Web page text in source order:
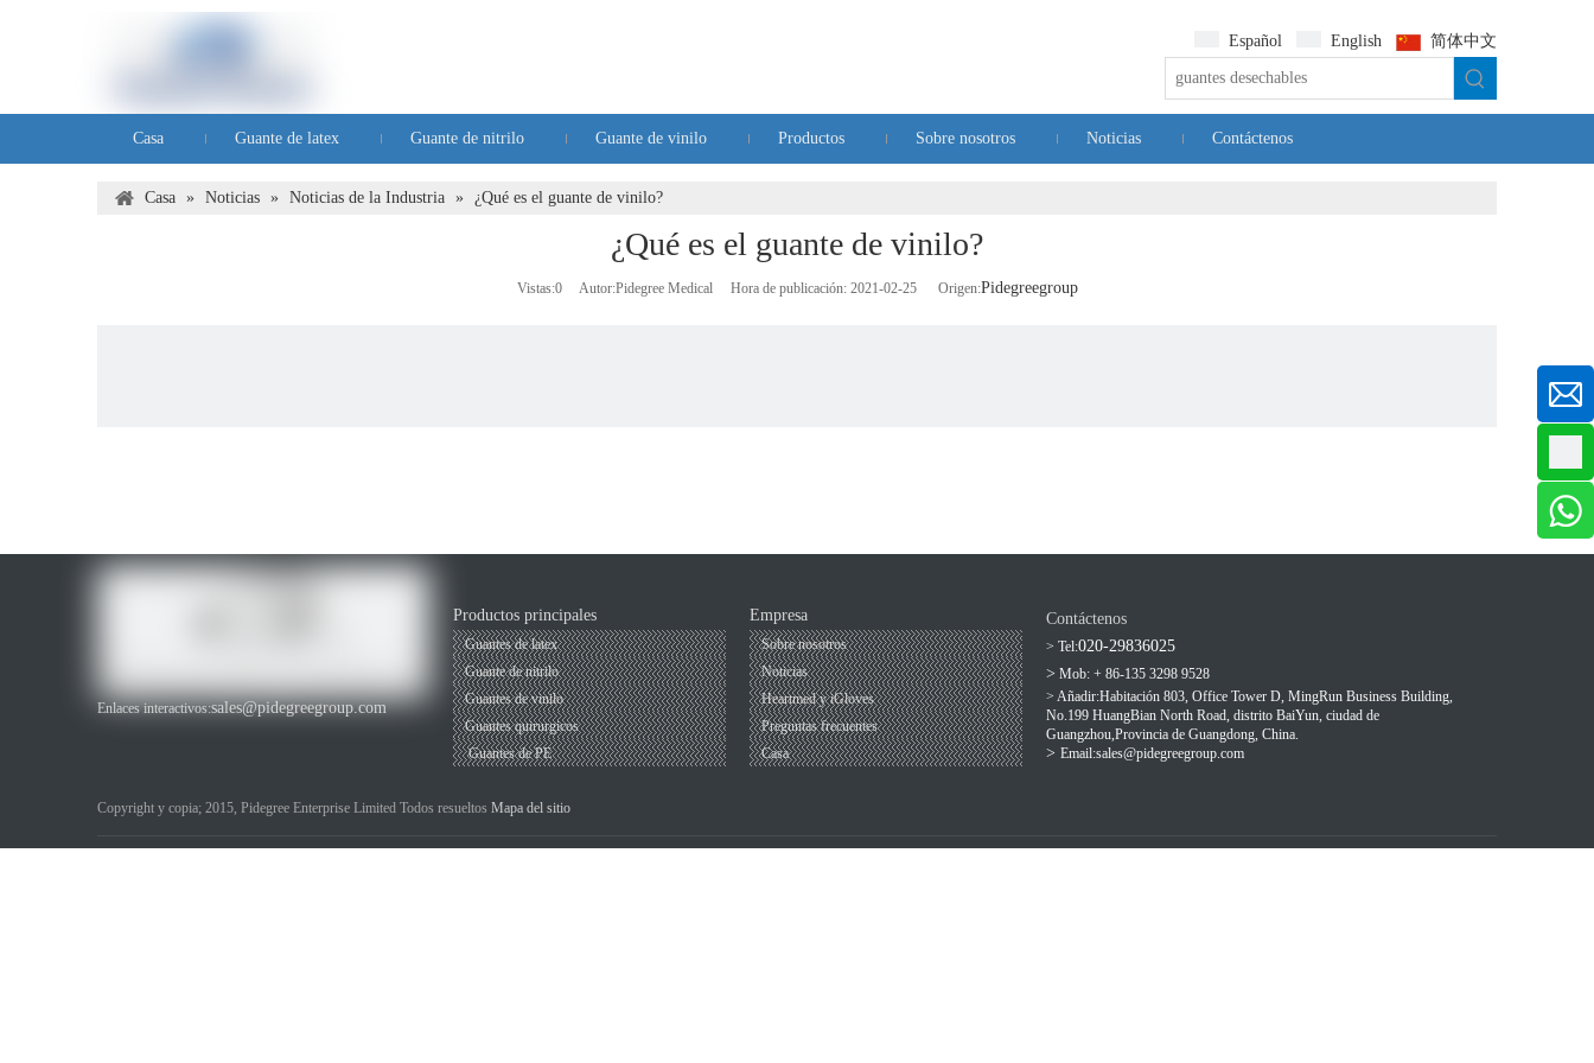
Español English 简体中文
Casa Guante de latex Guante de nitrilo Guante de vinilo Productos Sobre nosotros Noticias Contáctenos
Preguntas frecuentes
Casa » Noticias » Noticias de la Industria » ¿Qué es el guante de vinilo?
¿Qué es el guante de vinilo?
Vistas:0Autor:Pidegree Medical Hora de publicación: 2021-02-25 Origen:Pidegreegroup
Enlaces interactivos:sales@pidegreegroup.com
Productos principales
Guantes de latex
Guante de nitrilo
Guantes de vinilo
Guantes quirurgicos
Guantes de PE
Empresa
Sobre nosotros
Noticias
Heartmed y iGloves
Preguntas frecuentes
Casa
Contáctenos
> Tel:020-29836025
> Mob: + 86-135 3298 9528
> Añadir:Habitación 803, Office Tower D, MingRun Business Building,
No.199 HuangBian North Road, distrito BaiYun, ciudad de
Guangzhou,Provincia de Guangdong, China.
> Email:sales@pidegreegroup.com
Copyright y copia; 2015, Pidegree Enterprise Limited Todos resueltos Mapa del sitio